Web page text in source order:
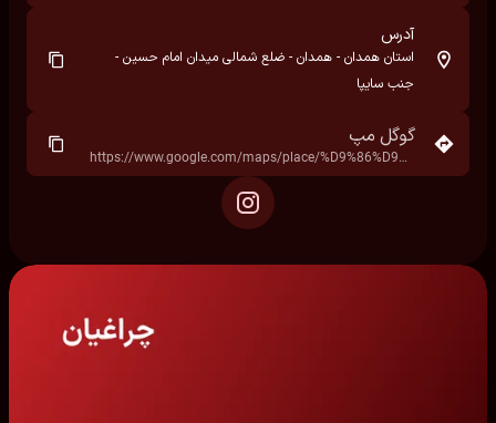
آدرس
استان همدان - همدان - ضلع شمالی میدان امام حسین -
جنب سایپا
گوگل مپ
https://www.google.com/maps/place/%D9%86%D9%85%D8%A7%DB%8C%D9%86%D8%AF%DA%AF%DB%8C+%D8%B3%D8%A7%DB%8C%D9%BE%D8%A7+%D8%AE%D9%88%D8%AF%D8%B1%D9%88+%D8%B9%D8%B8%DB%8C%D9%85%DB%8C%E2%80%AD/data=!4m7!3m6!1s0x3ff1ed3f9bd0a18d:0x2340ea4bfa37ee4a!8m2!3d34.8020574!4d48.5378183!16s%2Fg%2F11c0p_hb3n!19sChIJjaHQmz_t8T8RSu43-kvqQCM?hl=fa&rclk=1